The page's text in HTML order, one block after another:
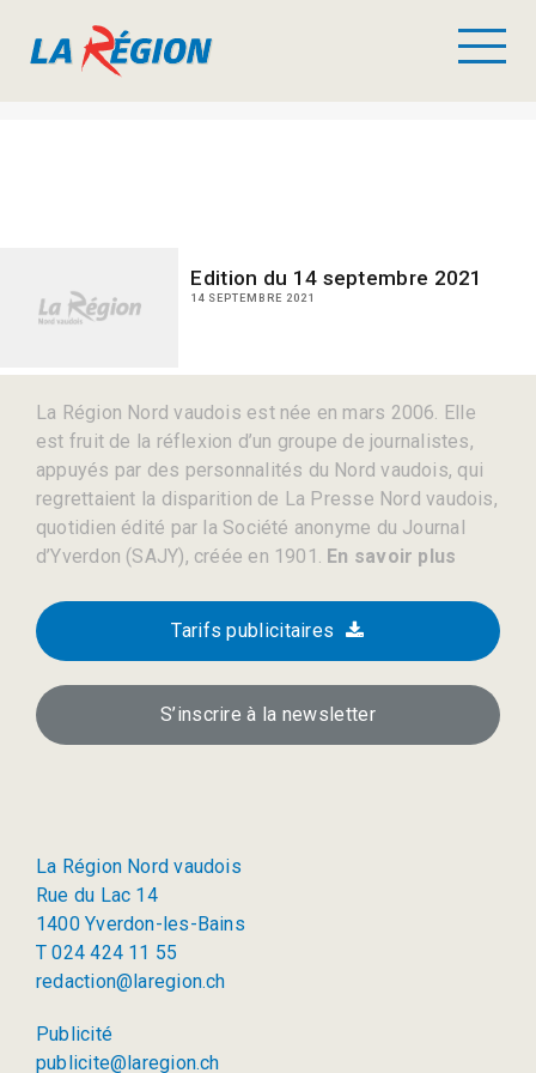
Edition du 14 septembre 2021
14 SEPTEMBRE 2021
La Région Nord vaudois est née en mars 2006. Elle
est fruit de la réflexion d’un groupe de journalistes,
appuyés par des personnalités du Nord vaudois, qui
regrettaient la disparition de La Presse Nord vaudois,
quotidien édité par la Société anonyme du Journal
d’Yverdon (SAJY), créée en 1901. En savoir plus
Tarifs publicitaires
S’inscrire à la newsletter
La Région Nord vaudois
Rue du Lac 14
1400 Yverdon-les-Bains
T 024 424 11 55
redaction@laregion.ch
Publicité
publicite@laregion.ch